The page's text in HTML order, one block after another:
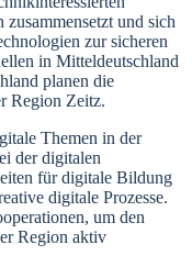
und sich
zur sicheren
in Mitteldeutschland
planen die
Region Zeitz.
Themen in der
der digitalen
für digitale Bildung
digitale Prozesse.
um den
Region aktiv